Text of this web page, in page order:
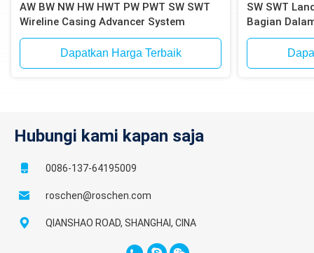
AW BW NW HW HWT PW PWT SW SWT
Wireline Casing Advancer System
Dapatkan Harga Terbaik
SW SWT
Bagian
Hubungi kami kapan saja
0086-137-64195009
roschen@roschen.com
QIANSHAO ROAD, SHANGHAI, CINA